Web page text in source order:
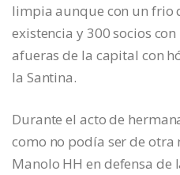
limpia aunque con un frio
existencia y 300 socios
afueras de la capital con
la Santina.
Durante el acto de
como no podía ser de
Manolo HH en defensa de